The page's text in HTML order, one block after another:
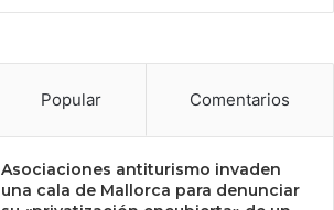
Popular Comentarios
Asociaciones antiturismo invaden
una cala de Mallorca para denunciar